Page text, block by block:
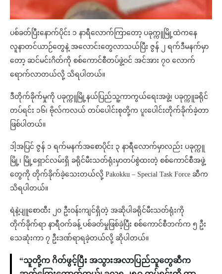
ပစ်ခတ်ပြီးနောက်ပိုင်း ၁ နာရီလောက်ကြာတော့ ပခုက္ကူမြို့ထဲကနေ
လူနာတင်ယာဉ်တွေနဲ့ အလောင်းတွေလာသယ်ပြီး ဇွန် ၂ ရက်ဒီမနက်မှာ
တော့ ဆင်မင်းဂိတ်ကို စစ်ကောင်စီတပ်ဖွဲ့ဝင် အင်အား ၇၀ လောက်
ရောက်လာတယ်လို့ သိရပါတယ်။
ဒီတိုက်ခိုက်မှုကို ပခုက္ကူမြို့နယ်ပြည်သူ့ကာကွယ်ရေးအဖွဲ့၊ ပခုက္ကူခရိုင်
တပ်ရင်း ၁၆၊ ဗိုလ်ကလယ် တပ်ပေါင်းစုတို့က ပူးပေါင်းတိုက်ခိုက်ခဲ့တာ
ဖြစ်ပါတယ်။
ဒါ့အပြင် ဇွန် ၁ ရက်မနက်အစောပိုင်း ၃ နာရီလောက်မှာလည်း ပခုက္ကူ
မြို့၊ မြို့ရှောင်လမ်းရှိ ခရိုင်မီးသတ်ရုံးမှာတပ်စွဲထးတဲ့ စစ်ကောင်စီအဖွဲ့
တွေကို တိုက်ခိုက်ခဲ့သေးတယ်လို့ Pakokku – Special Task Force ဆီက
သိရပါတယ်။
ရဲနဲ့ပျူစောထီး ၂၀ ဦးဝန်းကျင်ရှိတဲ့ အဆိုပါခရိုင်မီးသတ်ရုံးကို
တိုက်ခိုက်ရာ နာရီဝက်ခန့် ပစ်ခတ်မှုဖြစ်ခဲ့ပြီး စစ်ကောင်စီဘက်က ၅ ဦး
သေဆုံးကာ ၇ ဦးဒဏ်ရာရခဲ့တယ်လို့ ဆိုပါတယ်။
“သူတို့က ဂိတ်ဖွင့်ပြီး အသွားအလာပြည်သူတွေဆီက